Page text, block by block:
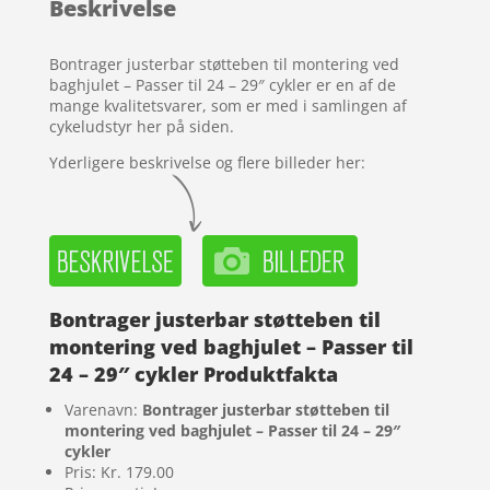
på
mmelser
Beskrivelse
Bontrager justerbar støtteben til montering ved
baghjulet – Passer til 24 – 29″ cykler er en af de
mange kvalitetsvarer, som er med i samlingen af
cykeludstyr her på siden.
Yderligere beskrivelse og flere billeder her:
Bontrager justerbar støtteben til
montering ved baghjulet – Passer til
24 – 29″ cykler Produktfakta
Varenavn: Bontrager justerbar støtteben til
montering ved baghjulet – Passer til 24 – 29″
cykler
Pris: Kr. 179.00